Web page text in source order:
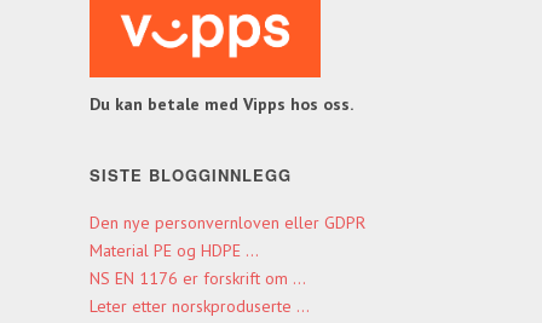
Du kan betale med Vipps hos oss.
SISTE BLOGGINNLEGG
Den nye personvernloven eller GDPR
Material PE og HDPE ...
NS EN 1176 er forskrift om ...
Leter etter norskproduserte ...